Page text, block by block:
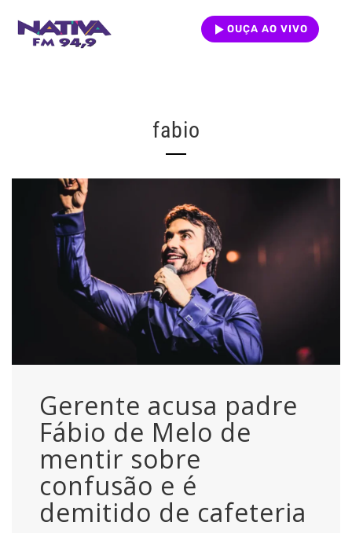
OUÇA AO VIVO
fabio
Gerente acusa padre
Fábio de Melo de
mentir sobre
confusão e é
demitido de cafeteria